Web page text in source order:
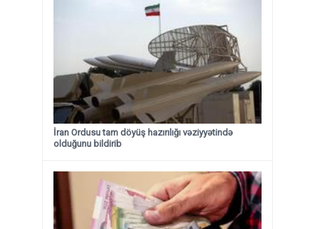
İran Ordusu tam döyüş hazırılığı vəziyyətində
olduğunu bildirib